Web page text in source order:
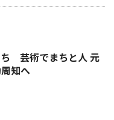
ち 芸術でまちと人 元
知へ